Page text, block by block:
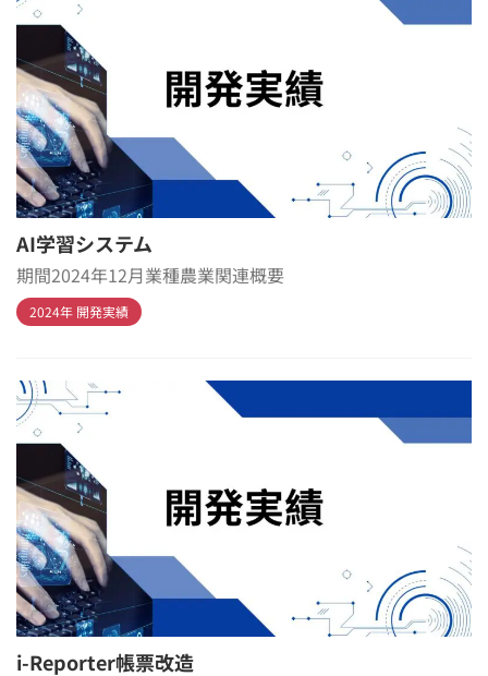
AI学習システム
期間2024年12月業種農業関連概要
2024年 開発実績
i-Reporter帳票改造